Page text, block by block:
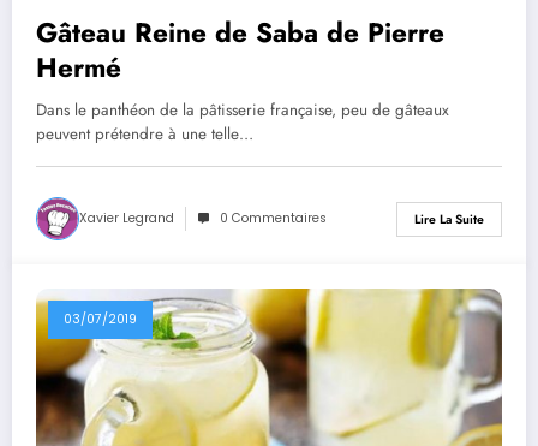
Gâteau Reine de Saba de Pierre
Hermé
Dans le panthéon de la pâtisserie française, peu de gâteaux
peuvent prétendre à une telle…
Xavier Legrand 0 Commentaires Lire La Suite
03/07/2019